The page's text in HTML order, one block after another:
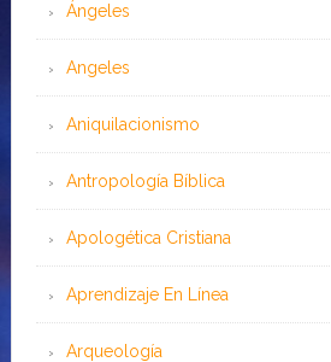
Ángeles
Angeles
Aniquilacionismo
Antropología Bíblica
Apologética Cristiana
Aprendizaje En Línea
Arqueología